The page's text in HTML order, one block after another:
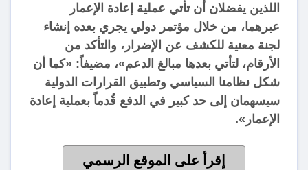
اللذين يفضلان أن تأتي عملية إعادة الإعمار
عبرهما، من خلال مؤتمر دولي يجري بعده إنشاء
لجنة معنية للكشف عن الإضرار، والتأكد من
الأرقام، لتأتي بعدها مبالغ الدعم»، مضيفاً: «كما أن
شكل نظامنا السياسي وتطبيق القرارات الدولية
سيسهمان إلى حد كبير في الدفع قُدماً بعملية إعادة
الإعمار».
إقرأ على الموقع الرسمي